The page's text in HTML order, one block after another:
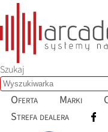
Szukaj
Oferta Marki
Strefa dealera